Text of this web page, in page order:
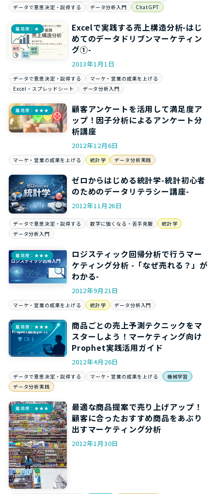
データで意思決定・説得する
データ分析入門 ChatGPT
難易度：★
Excelで実践する売上構造分析-はじ
めてのデータドリブンマーケティン
グ①-
2013年1月1日
データで意思決定・説得する
マーケ・営業の成果を上げる
Excel・スプレッドシート
データ分析入門
難易度：★★★
顧客アンケートを活用して満足度ア
ップ！因子分析によるアンケート分
析講座
2012年12月6日
マーケ・営業の成果を上げる 統計学 データ分析実践
ゼロからはじめる統計学-統計初心者
のためのデータリテラシー講座-
2012年11月26日
データで意思決定・説得する 数字に強くなる・苦手克服
統計学
データ分析入門
難易度：★★★
ロジスティック回帰分析で行うマー
ケティング分析 -「なぜ売れる？」が
わかる-
2012年9月21日
マーケ・営業の成果を上げる 統計学 データ分析入門
難易度：★★★
商品ごとの売上予測テクニックをマ
スターしよう！マーケティング向け
Prophet実践活用ガイド
2012年4月26日
データで意思決定・説得する マーケ・営業の成果を上げる
機械学習
データ分析実践
難易度：★★★
最適な商品提案で売り上げアップ！
顧客に合ったおすすめ商品をあぶり
出すマーケティング分析
2012年1月30日